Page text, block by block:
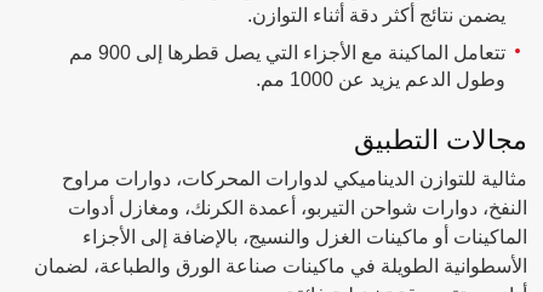
يضمن نتائج أكثر دقة أثناء التوازن.
تتعامل الماكينة مع الأجزاء التي يصل قطرها إلى 900 مم
وطول الدعم يزيد عن 1000 مم.
مجالات التطبيق
مثالية للتوازن الديناميكي لدوارات المحركات، دوارات مراوح
النفخ، دوارات شواحن التيربو، أعمدة الكرنك، ومغازل أدوات
الماكينات أو ماكينات الغزل والنسيج، بالإضافة إلى الأجزاء
الأسطوانية الطويلة في ماكينات صناعة الورق والطباعة، لضمان